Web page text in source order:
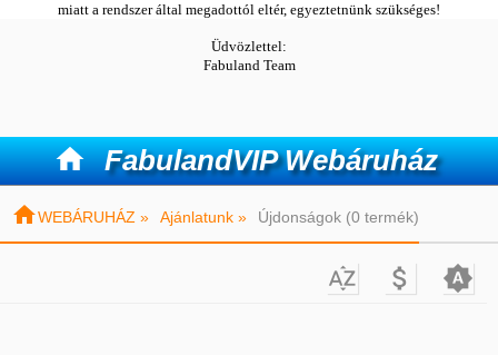
miatt a rendszer által megadottól eltér, egyeztetnünk szükséges!
Üdvözlettel:
Fabuland Team
 FabulandVIP Webáruház
WEBÁRUHÁZ » Ajánlatunk » Újdonságok (0 termék)
  